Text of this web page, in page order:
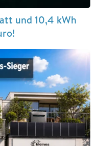
und 10,4 kWh